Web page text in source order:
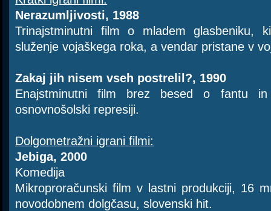
Nerazumljivosti, 1988
Trinajstminutni film o mladem glasbeniku,
služenje vojaškega roka, a vendar pristane v
Zakaj jih nisem vseh postrelil?, 1990
Enajstminutni film brez besed o fantu
osnovnošolski represiji.
Dolgometražni igrani filmi:
Jebiga, 2000
Komedija
Mikroproračunski film v lastni produkciji, 16
novodobnem dolgčasu, slovenski hit.